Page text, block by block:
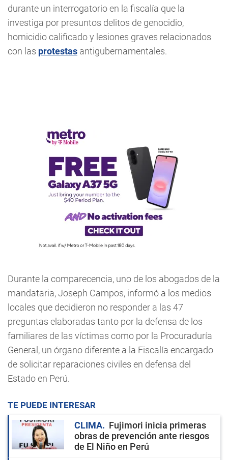
durante un interrogatorio en la fiscalía que la
investiga por presuntos delitos de genocidio,
homicidio calificado y lesiones graves relacionados
con las protestas antigubernamentales.
Durante la comparecencia, uno de los abogados de la
mandataria, Joseph Campos, informó a los medios
locales que decidieron no responder a las 47
preguntas elaboradas tanto por la defensa de los
familiares de las víctimas como por la Procuraduría
General, un órgano diferente a la Fiscalía encargado
de solicitar reparaciones civiles en defensa del
Estado en Perú.
TE PUEDE INTERESAR
CLIMA
Fujimori inicia primeras
obras de prevención ante riesgos
de El Niño en Perú